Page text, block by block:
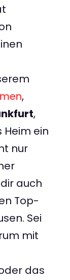
,
,
Heim ein
nur
auch
Top-
Sei
mit
das